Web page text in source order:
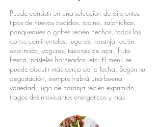
Puede consistir en una selección de diferentes
tipos de huevos cocidos, tocino, salchichas,
panqueques o gofres recién hechos, todos los
cortes continentales, jugo de naranja recién
exprimido, yogures, tazones de açai, fruta
fresca, pasteles horneados, etc. El menú se
puede discutir más cerca de la fecha. Según su
degustación, siempre habrá una buena
variedad, jugo de naranja recién exprimido,
tragos desintoxicantes energéticos y más.